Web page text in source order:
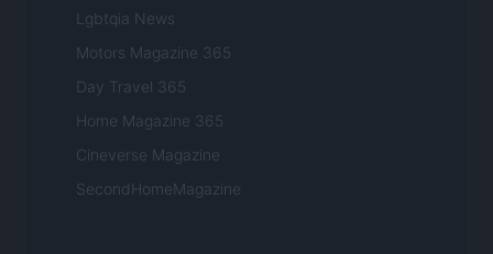
Lgbtqia News
Motors Magazine 365
Day Travel 365
Home Magazine 365
Cineverse Magazine
SecondHomeMagazine